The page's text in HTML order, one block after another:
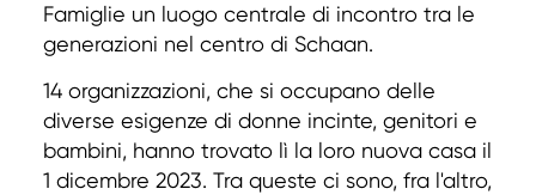
Famiglie un luogo centrale di incontro tra le
generazioni nel centro di Schaan.
14 organizzazioni, che si occupano delle
diverse esigenze di donne incinte, genitori e
bambini, hanno trovato lì la loro nuova casa il
1 dicembre 2023. Tra queste ci sono, fra l'altro,